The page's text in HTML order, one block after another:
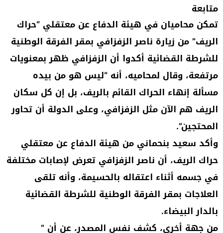
متابعة
تمكن محاميان في هيئة الدفاع عن معتقلي “حراك
الريف” من زيارة ناصر الزفزافي بمقر الفرقة الوطنية
للشرطة القضائية أكدوا أن الزفزافي ظهر بمعنويات
مرتفعة، وقال لمحاميه، أنه “ليس هو من بيده
مسألة إنهاء الحراك القائم بالريف، بل إن كل سكان
الريف هم الآن مثل الزفزافي، وعلى الدولة أن تحاور
المحتجين”.
وأكد سعيد بنحماني من هيئة الدفاع عن معتقلي
حراك الريف، أن ناصر الزفزافي تعرض لإصابات مختلفة
في جسمه أثناء اعتقاله بالحسيمة، وأنه تلقى
العلاجات بمقر الفرقة الوطنية للشرطة القضائية
بالدار البيضاء.
من جهة أخرى، كشف نفس المصدر، عن أن ”